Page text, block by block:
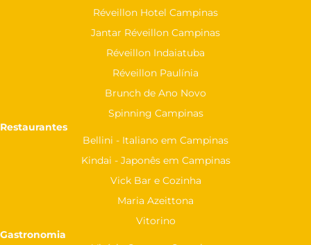
Réveillon Hotel Campinas
Jantar Réveillon Campinas
Réveillon Indaiatuba
Réveillon Paulínia
Brunch de Ano Novo
Spinning Campinas
Restaurantes
Bellini - Italiano em Campinas
Kindai - Japonês em Campinas
Vick Bar e Cozinha
Maria Azeittona
Vitorino
Gastronomia